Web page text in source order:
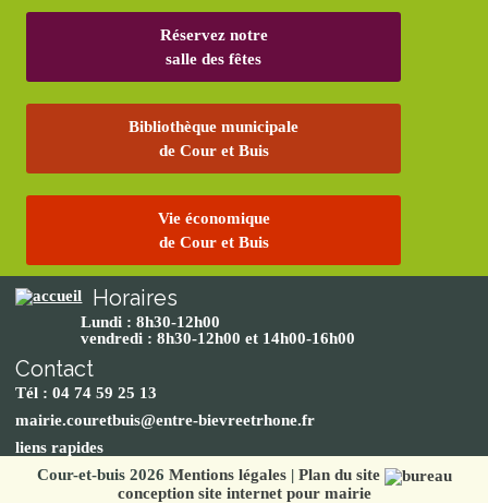
Réservez notre
salle des fêtes
Bibliothèque municipale
de Cour et Buis
Vie économique
de Cour et Buis
Horaires
Lundi : 8h30-12h00
vendredi : 8h30-12h00 et 14h00-16h00
Contact
Tél : 04 74 59 25 13
mairie.couretbuis@entre-bievreetrhone.fr
liens rapides
Cour-et-buis 2026 Mentions légales| Plan du site
conception site internet pour mairie